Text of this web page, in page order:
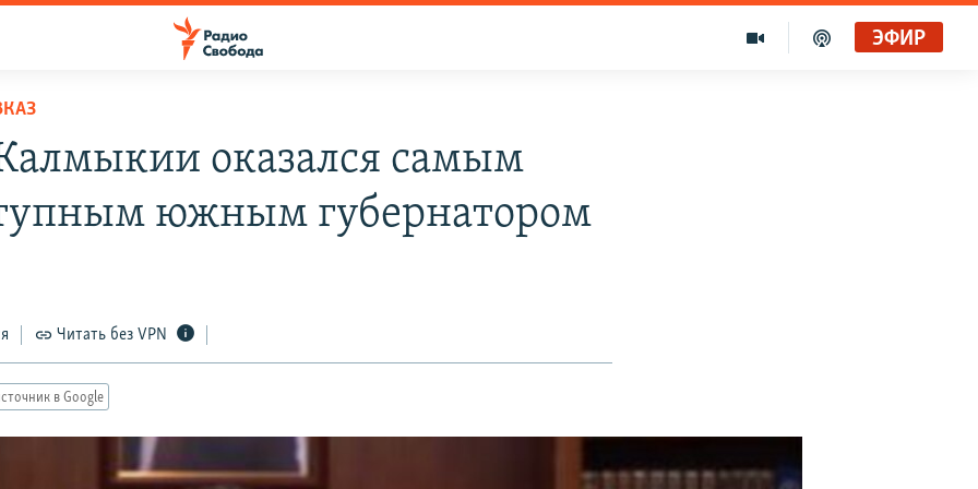
ЭФИР
оказался самым
южным губернатором
Читать без VPN
в Google